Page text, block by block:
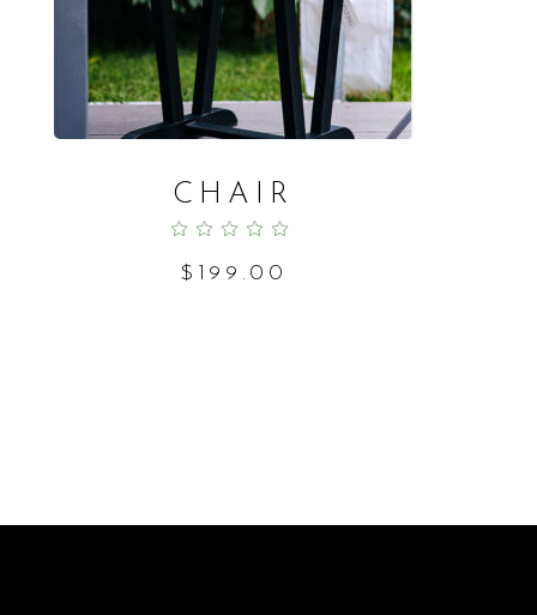
CHAIR
of 5
$ 199.00